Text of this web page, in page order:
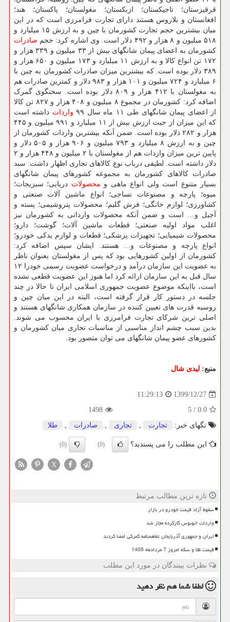
قرقیزستان؛ تاجیکستان؛ ازبکستان؛ مغولستان؛ پاکستان؛ هند؛
افغانستان و بلاروس هستند دارای تجارت فرامرزی است که در این
میان بیشترین حجم تجارت کشورمان با چین و به ارزش ۱۵ میلیارد و
۵۱۸ میلیون و ۸ هزار و ۴۹۲ دلار است. وی اشاره کرد: حجم
صادرات
کشورمان به اعضای پیمان شانگهای بیش از ۳۳ میلیون و ۳۳۹ هزار و
۱۷۲ تن انواع کالا و به ارزش ۱۱ میلیارد و ۱۷۳ میلیون و ۶۵۰ هزار و
۳۸۹ دلار بوده است. که بیشترین میزان صادرات کشورمان به چین با
۶ میلیارد و ۷۲۴ میلیون و ۱۰۱ هزار و ۹۸۳ دلار و کمترین صادرات هم
به مغولستان با ۴۱۲ هزار و ۸۰۹ دلار بوده است. سخنگوی گمرک
اضافه کرد: کشورمان در مجموع ۸ میلیون و ۴۰۸ هزار و ۸۲۷ تن کالا
از اعضای پیمان شانگهای طی ۱۱ ماه سال ۹۹
واردات داشته است
که این میزان از حیث ارزش بیش از ۱۱ میلیارد و ۹۹۱ میلیون و ۴۴۵
هزار و ۲۸۲ دلار بوده است. ضمن آنکه بیشترین واردات کشورمان از
چین و به ارزش ۸ میلیارد و ۷۹۳ میلیون و ۹۰۶ هزار و ۵۰۵ دلار و
پایین ترین میزان واردات هم از مغولستان با ۲ میلیون و ۴۴۸ هزار و ۲
دلار داشته است. لطیفی درباب نوع کالاهای تجاری اظهار داشت: سبد
صادرات کالاهای کشورمان به مجموعه کشورهای پیمان شانگهای
بسیار متنوع است ولی انواع ماهی و محصولات دریایی؛ سبزیجات؛
میوه؛ پارچه و مصنوعات نساجی؛ انواع ماشین آلات صنعتی و
کشاورزی؛ لوازم خانگی؛ فرش گلیم؛ محصولات پتروشیمی؛ پسته و
آجیل و… است و ضمن آنکه محصولات وارداتی به کشورمان نیز
اغلب مواد اولیه صنعتی؛ قطعات ماشین آلات؛ گوشت؛ دارو؛
محصولات شیمیایی؛ تجهیزات پزشکی؛ قطعات و لوازم یدکی خودرو؛
انواع پارچه و مصنوعات و… هستند. ایشان سپس اضافه کرد:
کشورمان از اولین کشورهایی بود که پس از مغولستان بعنوان ناظر
به عضویت این سازمان درآمد و درخواست عضویت رسمی خودرا ۱۲
سال قبل به این سازمان ارائه کرد اما هنوز این عضویت قطعی نشده
است، بااینکه موضوع عضویت جمهوری اسلامی ایران تا حالا در چند
جلسه در دستور کار قرار گرفته است، البته در این میان چین و
روسیه قدرت های تعیین کننده در سازمان همکاری شانگهای هستند و
اصلی ترین شرکای تجارت فرامرزی با ایران محسوب می شوند.
بدین سبب چشم انداز مناسبی از مناسبات تجاری میان کشورمان و
کشورهای عضو پیمان شانگهای می توان متصور بود.
منبع: لیدی شال
1399/12/27
11:29:13
0.0
/
5
1498
تگهای خبر:
تجارت , تجاری , صادرات , طلا
این مطلب را می پسندید؟ (0)
(0)
X
تازه ترین مطالب مرتبط
سقوط آزاد قیمت خودرو در بازار
واردات اتوبوس کارکرده مجاز شد
ایران و جمهوری آذربایجان تفاهمنامه گمرکی امضا کردند
قیمت طلا و سکه امروز 7 مردادماه 1405
نظرات بینندگان در مورد این مطلب
لطفا شما همنظر دهید